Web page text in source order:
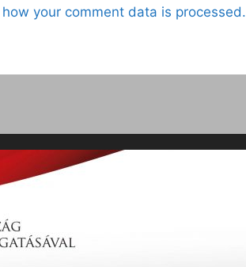
how your comment data is processed.